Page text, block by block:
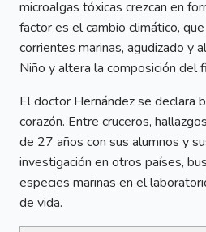
microalgas tóxicas crezcan en
factor es el cambio climático,
corrientes marinas, agudizado y
Niño y altera la composición del
El doctor Hernández se declara
corazón. Entre cruceros,
de 27 años con sus alumnos y
investigación en otros países,
especies marinas en el
de vida.